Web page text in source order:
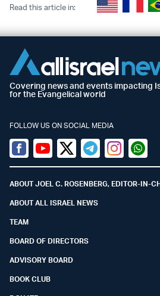
Read this article in:
Covering news and events impacting
for the Evangelical world
FOLLOW US ON SOCIAL MEDIA
Facebook
YoutubeTwitter (X)
TelegramInstagram
ABOUT JOEL C. ROSENBERG, EDITOR-IN-
ABOUT ALL ISRAEL NEWS
TEAM
BOARD OF DIRECTORS
ADVISORY BOARD
BOOK CLUB